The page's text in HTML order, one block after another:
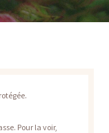
Pour la voir,